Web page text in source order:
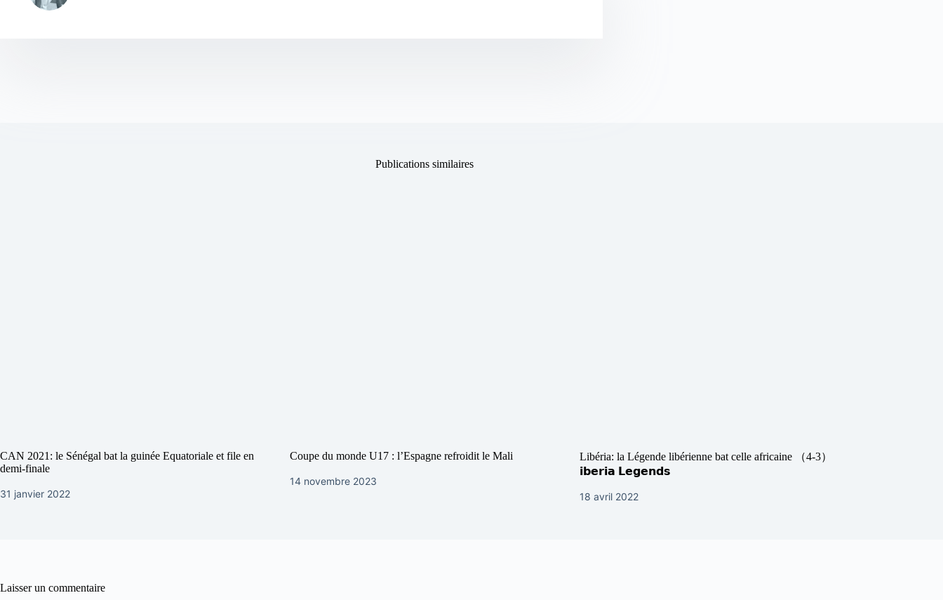
Publications similaires
CAN 2021: le Sénégal bat la guinée Equatoriale et file en
demi-finale
31 janvier 2022
Coupe du monde U17 : l’Espagne refroidit le Mali
14 novembre 2023
Libéria: la Légende libérienne bat celle africaine （4-3）
𝗶𝗯𝗲𝗿𝗶𝗮 𝗟𝗲𝗴𝗲𝗻𝗱𝘀
18 avril 2022
Laisser un commentaire